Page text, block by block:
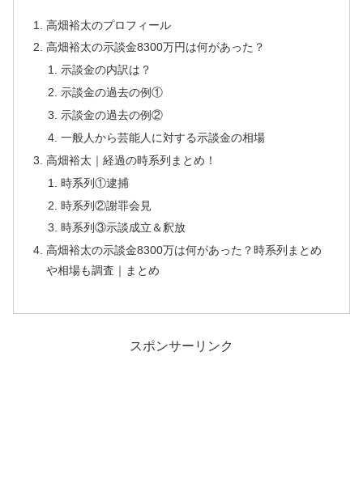
高畑裕太のプロフィール
高畑裕太の示談金8300万円は何があった？
示談金の内訳は？
示談金の過去の例①
示談金の過去の例②
一般人から芸能人に対する示談金の相場
高畑裕太｜経過の時系列まとめ！
時系列①逮捕
時系列②謝罪会見
時系列③示談成立＆釈放
高畑裕太の示談金8300万は何があった？時系列まとめ
や相場も調査｜まとめ
スポンサーリンク